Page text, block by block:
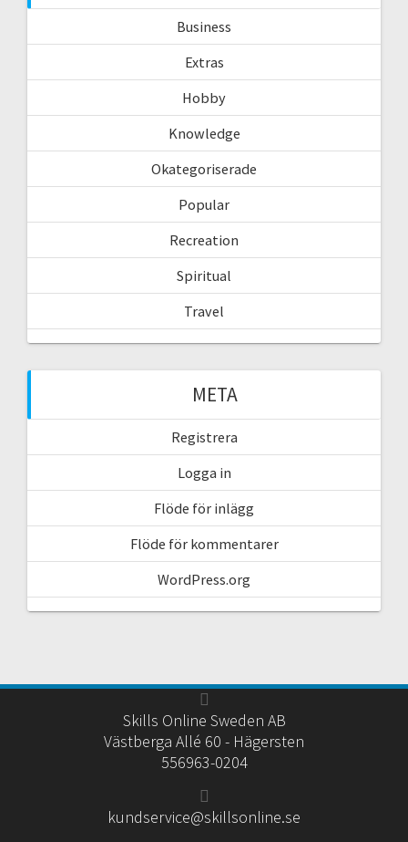
Business
Extras
Hobby
Knowledge
Okategoriserade
Popular
Recreation
Spiritual
Travel
META
Registrera
Logga in
Flöde för inlägg
Flöde för kommentarer
WordPress.org
Skills Online Sweden AB
Västberga Allé 60 - Hägersten
556963-0204
kundservice@skillsonline.se